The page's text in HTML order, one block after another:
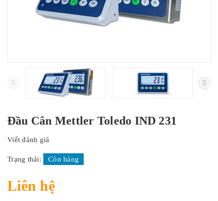
Đầu Cân Mettler Toledo IND 231
Viết đánh giá
Trạng thái: Còn hàng
Liên hệ